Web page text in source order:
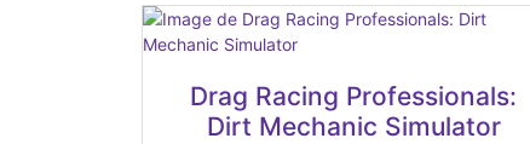
Drag Racing Professionals:
Dirt Mechanic Simulator